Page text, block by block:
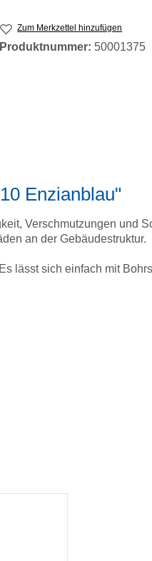
Zum Merkzettel hinzufügen
Produktnummer: 50001375
Enzianblau"
Verschmutzungen und
an der Gebäudestruktur.
lässt sich einfach mit